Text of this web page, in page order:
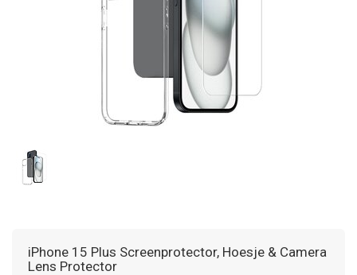
iPhone 15 Plus Screenprotector, Hoesje & Camera
Lens Protector